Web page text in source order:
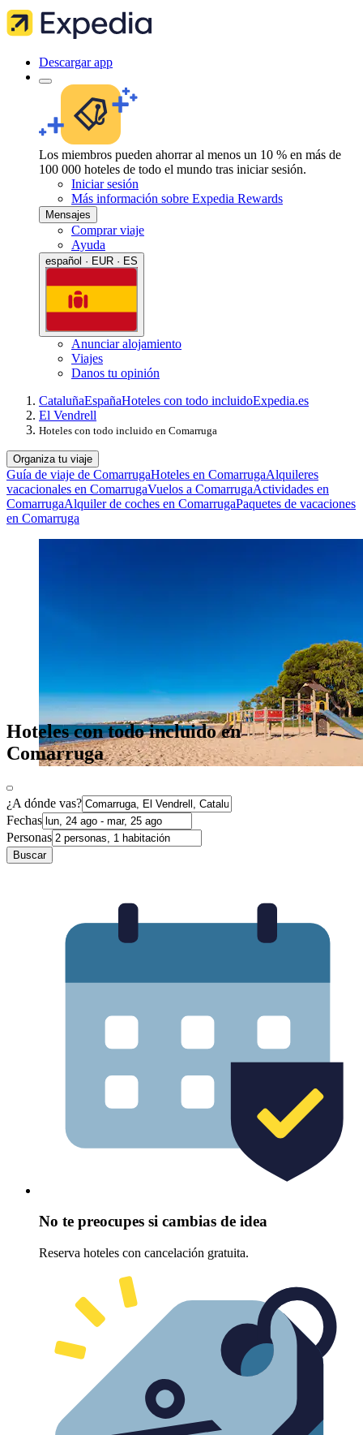
Descargar app
Los miembros pueden ahorrar al menos un 10 % en más de
100 000 hoteles de todo el mundo tras iniciar sesión.
Iniciar sesión
Más información sobre Expedia Rewards
Mensajes
Comprar viaje
Ayuda
español · EUR · ES
Anunciar alojamiento
Viajes
Danos tu opinión
CataluñaEspañaHoteles con todo incluidoExpedia.es
El Vendrell
Hoteles con todo incluido en Comarruga
Organiza tu viaje
Guía de viaje de ComarrugaHoteles en ComarrugaAlquileres
vacacionales en ComarrugaVuelos a ComarrugaActividades en
ComarrugaAlquiler de coches en ComarrugaPaquetes de vacaciones
en Comarruga
Hoteles con todo incluido en
Comarruga
¿A dónde vas?
Fechas
Personas
Buscar
No te preocupes si cambias de idea
Reserva hoteles con cancelación gratuita.